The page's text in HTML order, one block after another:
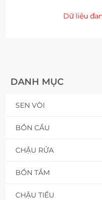
DANH MỤC
SEN VÒI
BỒN CẦU
CHẬU RỬA
BỒN TẮM
CHẬU TIỂU
Dữ liệu